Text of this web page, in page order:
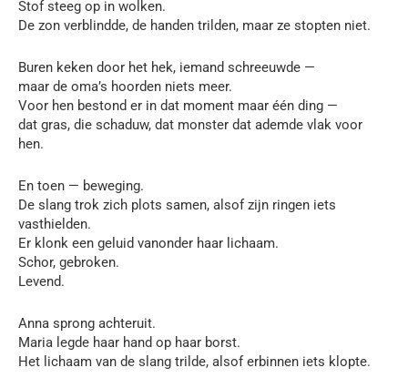
Stof steeg op in wolken.
De zon verblindde, de handen trilden, maar ze stopten niet.
Buren keken door het hek, iemand schreeuwde —
maar de oma’s hoorden niets meer.
Voor hen bestond er in dat moment maar één ding —
dat gras, die schaduw, dat monster dat ademde vlak voor
hen.
En toen — beweging.
De slang trok zich plots samen, alsof zijn ringen iets
vasthielden.
Er klonk een geluid vanonder haar lichaam.
Schor, gebroken.
Levend.
Anna sprong achteruit.
Maria legde haar hand op haar borst.
Het lichaam van de slang trilde, alsof erbinnen iets klopte.